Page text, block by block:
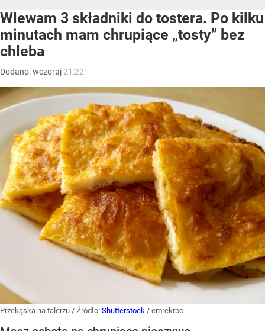
Wlewam 3 składniki do tostera. Po kilku
minutach mam chrupiące „tosty” bez
chleba
Dodano:wczoraj 21:22
Przekąska na talerzu / Źródło: Shutterstock / emrekrbc